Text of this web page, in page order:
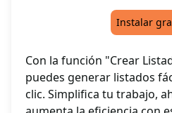
Instalar
Con la función "Crear
puedes generar listados
clic. Simplifica tu trabajo,